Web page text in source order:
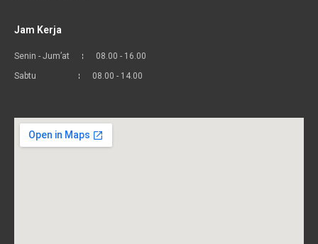
Jam Kerja
Senin - Jum’at
08.00 - 16.00
Sabtu
08.00 - 14.00